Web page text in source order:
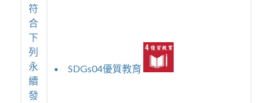
符
合
下
列
永
續
發
SDGs04優質教育